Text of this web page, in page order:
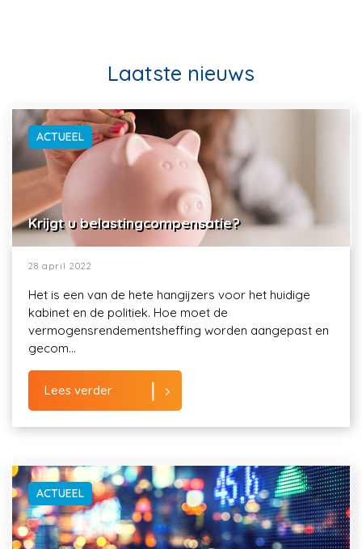
Laatste nieuws
ACTUEEL
Krijgt u belastingcompensatie?
28 april 2022
Het is een van de hete hangijzers voor het huidige
kabinet en de politiek. Hoe moet de
vermogensrendementsheffing worden aangepast en
gecom...
Lees verder
ACTUEEL